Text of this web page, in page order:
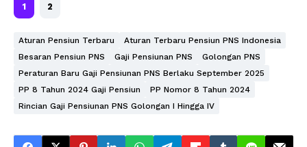
1 2
Aturan Pensiun Terbaru
Aturan Terbaru Pensiun PNS Indonesia
Besaran Pensiun PNS
Gaji Pensiunan PNS
Golongan PNS
Peraturan Baru Gaji Pensiunan PNS Berlaku September 2025
PP 8 Tahun 2024 Gaji Pensiun
PP Nomor 8 Tahun 2024
Rincian Gaji Pensiunan PNS Golongan I Hingga IV